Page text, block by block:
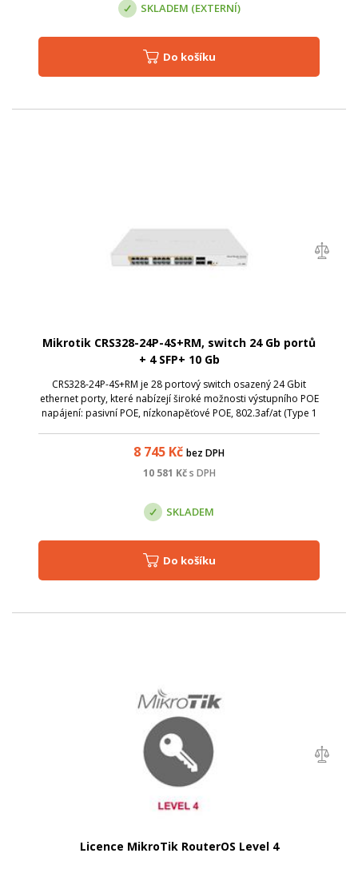
SKLADEM (EXTERNÍ)
Do košíku
Mikrotik CRS328-24P-4S+RM, switch 24 Gb portů
+ 4 SFP+ 10 Gb
CRS328-24P-4S+RM je 28 portový switch osazený 24 Gbit
ethernet porty, které nabízejí široké možnosti výstupního POE
napájení: pasivní POE, nízkonapěťové POE, 802.3af/at (Type 1
8 745 Kč bez DPH
10 581 Kč s DPH
SKLADEM
Do košíku
Licence MikroTik RouterOS Level 4